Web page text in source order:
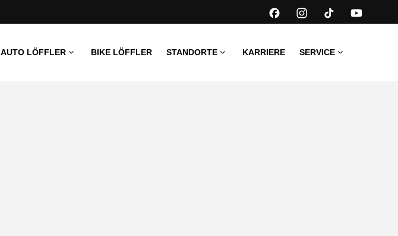
AUTO LÖFFLER BIKE LÖFFLER STANDORTE KARRIERE SERVICE